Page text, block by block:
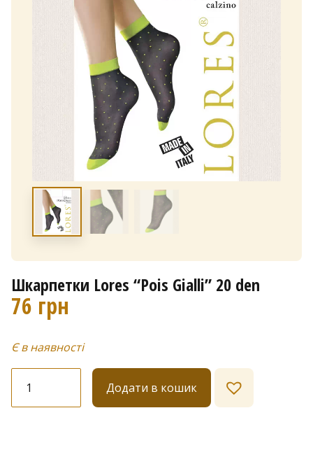
Шкарпетки Lores “Pois Gialli” 20 den
76 грн
Є в наявності
Lores
"Pois
Додати в кошик